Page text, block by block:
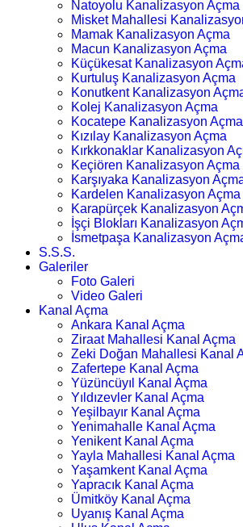
Natoyolu Kanalizasyon Açma
Misket Mahallesi
Mamak Kanalizasyon Açma
Macun Kanalizasyon Açma
Küçükesat Kanalizasyon
Kurtuluş Kanalizasyon Açma
Konutkent Kanalizasyon
Kolej Kanalizasyon Açma
Kocatepe Kanalizasyon Açma
Kızılay Kanalizasyon Açma
Kırkkonaklar Kanalizasyon
Keçiören Kanalizasyon Açma
Karşıyaka Kanalizasyon
Kardelen Kanalizasyon Açma
Karapürçek Kanalizasyon
İşçi Blokları Kanalizasyon
İsmetpaşa Kanalizasyon
S.S.S.
Galeriler
Foto Galeri
Video Galeri
Kanal Açma
Ankara Kanal Açma
Ziraat Mahallesi Kanal Açma
Zeki Doğan Mahallesi Kanal
Zafertepe Kanal Açma
Yüzüncüyıl Kanal Açma
Yıldızevler Kanal Açma
Yeşilbayır Kanal Açma
Yenimahalle Kanal Açma
Yenikent Kanal Açma
Yayla Mahallesi Kanal Açma
Yaşamkent Kanal Açma
Yapracık Kanal Açma
Ümitköy Kanal Açma
Uyanış Kanal Açma